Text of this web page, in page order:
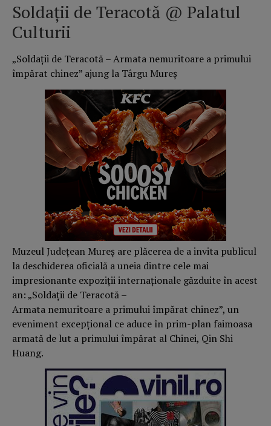
Soldații de Teracotă @ Palatul
Culturii
„Soldații de Teracotă – Armata nemuritoare a primului
împărat chinez” ajung la Târgu Mureș
Muzeul Județean Mureș are plăcerea de a invita publicul
la deschiderea oficială a uneia dintre cele mai
impresionante expoziții internaționale găzduite în acest
an: „Soldații de Teracotă –
Armata nemuritoare a primului împărat chinez”, un
eveniment excepțional ce aduce în prim-plan faimoasa
armată de lut a primului împărat al Chinei, Qin Shi
Huang.